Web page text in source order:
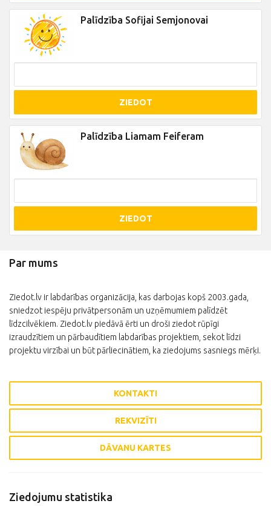
Palīdzība Sofijai Semjonovai
ZIEDOT
Palīdzība Liamam Feiferam
ZIEDOT
Par mums
Ziedot.lv ir labdarības organizācija, kas darbojas kopš 2003.gada,
sniedzot iespēju privātpersonām un uzņēmumiem palīdzēt
līdzcilvēkiem. Ziedot.lv piedāvā ērti un droši ziedot rūpīgi
izraudzītiem un pārbaudītiem labdarības projektiem, sekot līdzi
projektu virzībai un būt pārliecinātiem, ka ziedojums sasniegs mērķi.
KONTAKTI
REKVIZĪTI
DĀVANU KARTES
Ziedojumu statistika